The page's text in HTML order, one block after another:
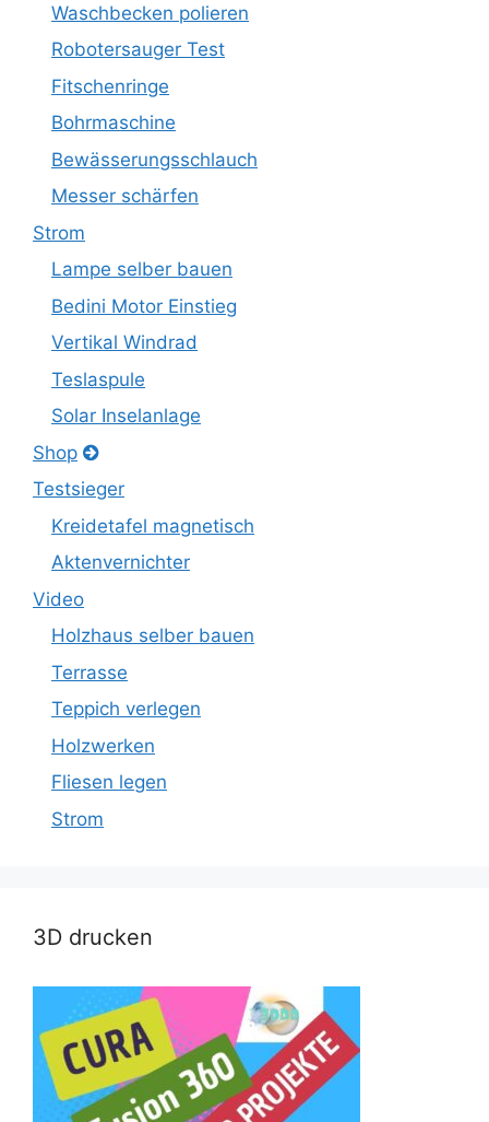
Waschbecken polieren
Robotersauger Test
Fitschenringe
Bohrmaschine
Bewässerungsschlauch
Messer schärfen
Strom
Lampe selber bauen
Bedini Motor Einstieg
Vertikal Windrad
Teslaspule
Solar Inselanlage
Shop
Testsieger
Kreidetafel magnetisch
Aktenvernichter
Video
Holzhaus selber bauen
Terrasse
Teppich verlegen
Holzwerken
Fliesen legen
Strom
3D drucken